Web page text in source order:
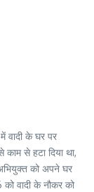
वादी के घर पर
काम से हटा दिया था,
अभियुक्त को अपने घर
को वादी के नौकर को